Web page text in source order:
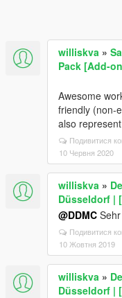
williskva »
Pack [Add-
Awesome
friendly (non-
also
Подивитися
10 Червня 2020
williskva »
Düsseldorf |
@DDMC
Подивитися
10 Жовтня 2019
williskva »
Düsseldorf |